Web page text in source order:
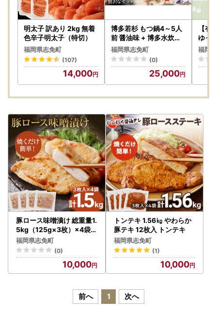
4）までご連絡ください。
◆返礼品の発送については、各ページの記載内容をご確認く
ださい。
◆返礼品ページに記載の納期よりお時間をいただく場合がご
ざいます。
【窓口対応日：土日祝除く平日10時～17時】
ワンストップ特例申請書は、ダウンロードも可能です。お急
ぎの場合にはダウンロードください。
■ワンストップ特例申請書提出先
〒811-2292
福岡県糟屋郡志免町志免中央1丁目1番1号
志免町役場 ふるさと納税担当
TEL：092-935-1854
■オンラインワンストップ申請について
志免町へのワンストップ申請は、オンライン申請も可能で
す。
複数自治体の寄附もまとめて申請ができ、変更届もオンライ
●自治体マイページ
明太子 訳あり 2kg 無着
色辛子明太子（特切）
福岡県志免町
(107)
14,000
博多若杉 もつ鍋4～5人
前 醤油味 + 博多水炊き
4～5人前 セット ちゃん
ぽん 牛もつ鍋
福岡県志免町
(0)
25,000
【有
ゆっ
】福
ポイ
福岡
豚ロース味噌漬け 総重量1.
5kg（125g×3枚）×4袋入
小分け ポークステーキ 三
元豚ロース
福岡県志免町
(0)
10,000
トンテキ 1.56㎏ やわらか
豚テキ 12枚入 トンテキ
福岡県志免町
(1)
10,000
前へ 1 次へ